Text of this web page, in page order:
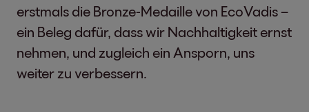
erstmals die Bronze-Medaille von EcoVadis –
ein Beleg dafür, dass wir Nachhaltigkeit ernst
nehmen, und zugleich ein Ansporn, uns
weiter zu verbessern.